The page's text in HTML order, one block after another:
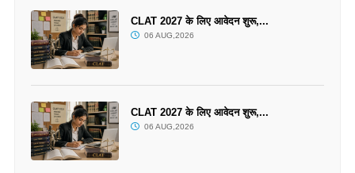
CLAT 2027 के लिए आवेदन शुरू,...
06 AUG,2026
CLAT 2027 के लिए आवेदन शुरू,...
06 AUG,2026